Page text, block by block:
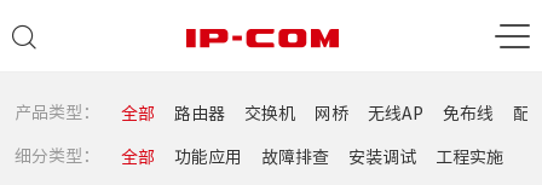
产品类型： 全部 路由器 交换机 网桥 无线AP 免布线
配
细分类型：
全部 功能应用 故障排查 安装调试
工程实施